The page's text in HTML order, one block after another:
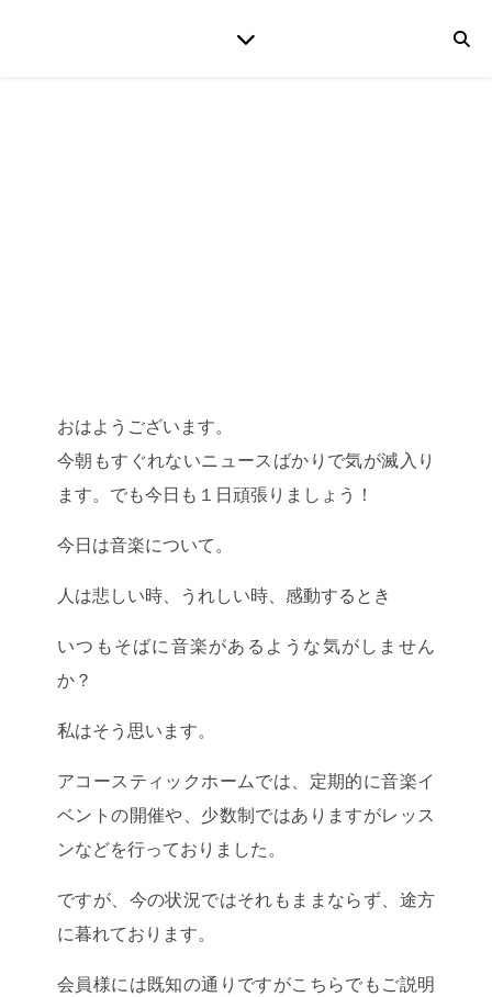
おはようございます。
今朝もすぐれないニュースばかりで気が滅入り
ます。でも今日も１日頑張りましょう！
今日は音楽について。
人は悲しい時、うれしい時、感動するとき
いつもそばに音楽があるような気がしません
か？
私はそう思います。
アコースティックホームでは、定期的に音楽イ
ベントの開催や、少数制ではありますがレッス
ンなどを行っておりました。
ですが、今の状況ではそれもままならず、途方
に暮れております。
会員様には既知の通りですがこちらでもご説明